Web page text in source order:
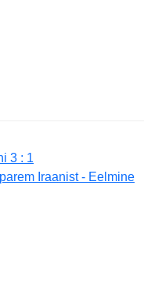
3 : 1
Iraanist - Eelmine